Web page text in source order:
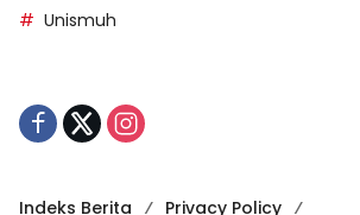
Unismuh
Indeks Berita Privacy Policy